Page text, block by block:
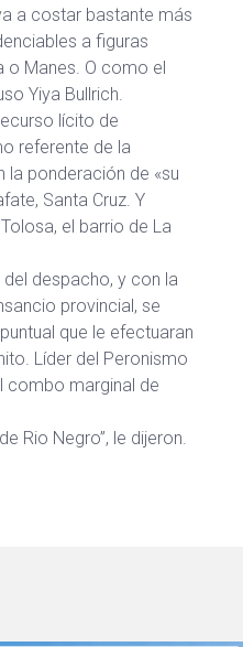
a costar bastante más
a figuras
o Manes. O como el
Yiya Bullrich.
lícito de
referente de la
la ponderación de «su
Santa Cruz. Y
el barrio de La
despacho, y con la
provincial, se
que le efectuaran
Líder del Peronismo
combo marginal de
Rio Negro”, le dijeron.